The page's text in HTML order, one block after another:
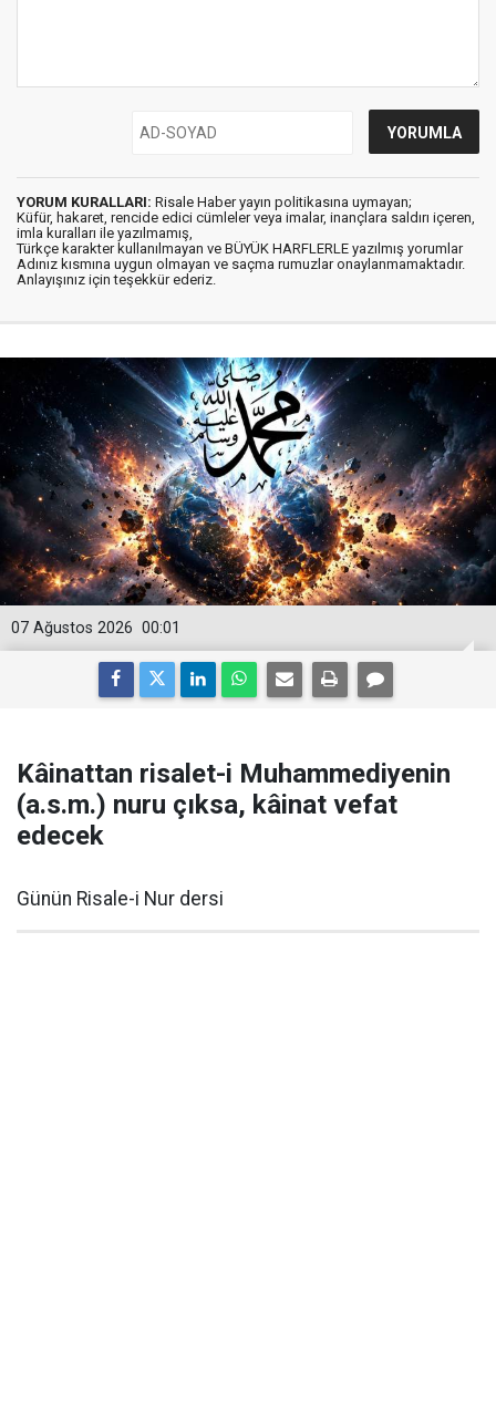
YORUM KURALLARI: Risale Haber yayın politikasına uymayan;
Küfür, hakaret, rencide edici cümleler veya imalar, inançlara saldırı içeren,
imla kuralları ile yazılmamış,
Türkçe karakter kullanılmayan ve BÜYÜK HARFLERLE yazılmış yorumlar
Adınız kısmına uygun olmayan ve saçma rumuzlar onaylanmamaktadır.
Anlayışınız için teşekkür ederiz.
00:01
07 Ağustos 2026
Kâinattan risalet-i Muhammediyenin
(a.s.m.) nuru çıksa, kâinat vefat
edecek
Günün Risale-i Nur dersi